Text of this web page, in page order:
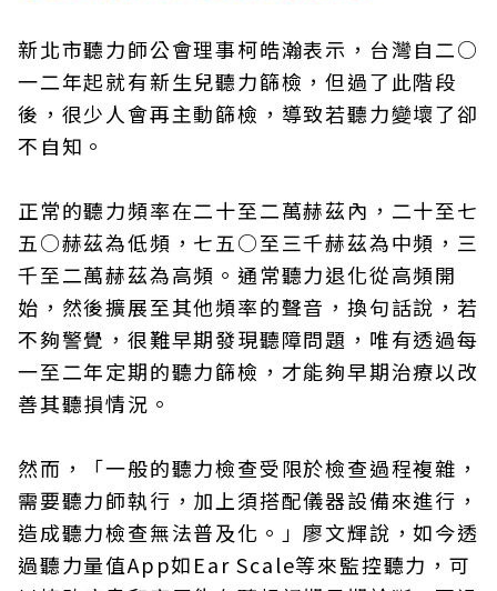
新北市聽力師公會理事柯皓瀚表示，台灣自二○
一二年起就有新生兒聽力篩檢，但過了此階段
後，很少人會再主動篩檢，導致若聽力變壞了卻
不自知。
正常的聽力頻率在二十至二萬赫茲內，二十至七
五○赫茲為低頻，七五○至三千赫茲為中頻，三
千至二萬赫茲為高頻。通常聽力退化從高頻開
始，然後擴展至其他頻率的聲音，換句話說，若
不夠警覺，很難早期發現聽障問題，唯有透過每
一至二年定期的聽力篩檢，才能夠早期治療以改
善其聽損情況。
然而，「一般的聽力檢查受限於檢查過程複雜，
需要聽力師執行，加上須搭配儀器設備來進行，
造成聽力檢查無法普及化。」廖文輝說，如今透
過聽力量值App如Ear Scale等來監控聽力，可